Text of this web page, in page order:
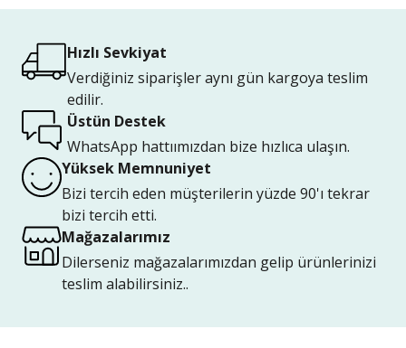
Hızlı Sevkiyat
Verdiğiniz siparişler aynı gün kargoya teslim
edilir.
Üstün Destek
WhatsApp hattıımızdan bize hızlıca ulaşın.
Yüksek Memnuniyet
Bizi tercih eden müşterilerin yüzde 90'ı tekrar
bizi tercih etti.
Mağazalarımız
Dilerseniz mağazalarımızdan gelip ürünlerinizi
teslim alabilirsiniz..